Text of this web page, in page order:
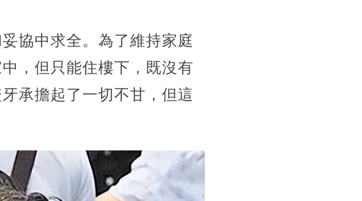
協中求全。為了維持家庭
，但只能住樓下，既沒有
承擔起了一切不甘，但這